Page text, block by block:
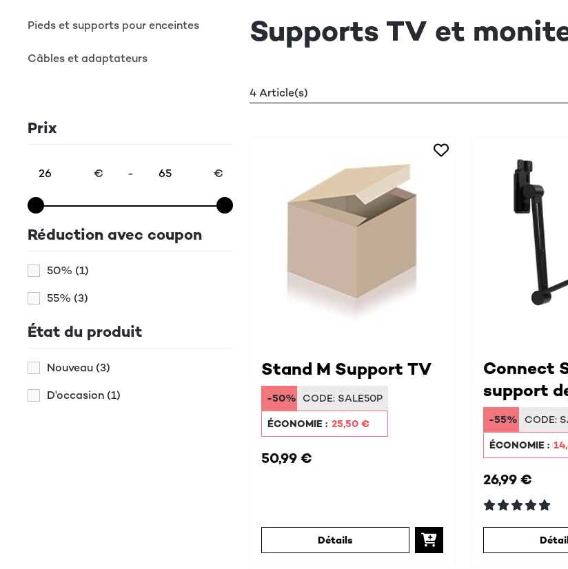
Pieds et supports pour enceintes
Câbles et adaptateurs
Prix
€ - €
Réduction avec coupon
50% (1)
55% (3)
État du produit
Nouveau (3)
D'occasion (1)
Supports TV et
4 Article(s)
Stand M Support TV
-50% CODE: SALE50P
ÉCONOMIE : 25,50 €
50,99 €
Détails
Connect
support
-55% CODE:
ÉCONOMIE :
26,99 €